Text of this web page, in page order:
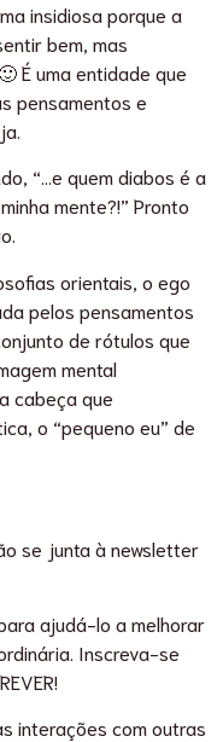
insidiosa porque a
bem, mas
É uma entidade que
pensamentos e
“…e quem diabos é a
mente?!” Pronto
orientais, o ego
pelos pensamentos
de rótulos que
mental
cabeça que
o “pequeno eu” de
se junta à newsletter
ajudá-lo a melhorar
Inscreva-se
interações com outras